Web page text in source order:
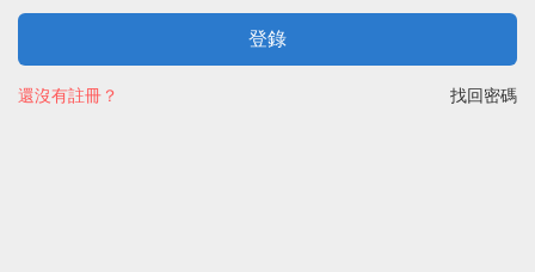
登錄
找回密碼
還沒有註冊？